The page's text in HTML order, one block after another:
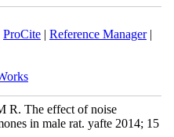
|ProCite|Reference Manager
R. The effect of noise
in male rat. yafte 2014; 15